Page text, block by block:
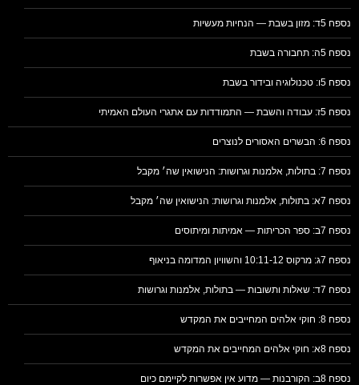
נספח 5ד: מזון בשבת — הנחיות מעשיות
נספח 5ה: תחבורה בשבת
נספח 5ו: טכנולוגיה ובידור בשבת
נספח 5ז: עבודה והשבת — התמודדות עם אתגרי העולם האמיתי
נספח 6: הבשרים האסורים לנוצרים
נספח 7: בתולות, אלמנות וגרושות: הנישואין שה׳ מקבל
נספח 7א: בתולות, אלמנות וגרושות: הנישואין שה׳ מקבל
נספח 7ב: ספר הכריתות — אמיתות ומיתוסים
נספח 7ג: מרקוס 10:11-12 והשוויון המדומה בניאוף
נספח 7ד: שאלות ותשובות — בתולות, אלמנות וגרושות
נספח 8: חוקי אלהים המחייבים את המקדש
נספח 8א: חוקי אלהים המחייבים את המקדש
נספח 8ב: הקורבנות — מדוע אין אפשרות לקיימם כיום